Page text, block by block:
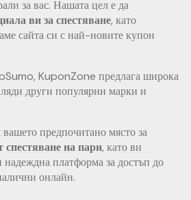
за вас. Нашата цел е да
ви за спестяване, като
сайта си с най-новите купон
KuponZone предлага широка
други популярни марки и
предпочитано място за
спестяване на пари, като ви
надеждна платформа за достъп до
онлайн.